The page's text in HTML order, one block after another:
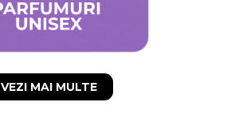
VEZI MAI MULTE